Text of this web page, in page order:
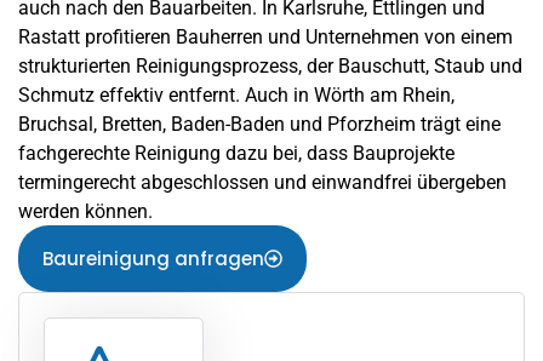
auch nach den Bauarbeiten. In Karlsruhe, Ettlingen und
Rastatt profitieren Bauherren und Unternehmen von einem
strukturierten Reinigungsprozess, der Bauschutt, Staub und
Schmutz effektiv entfernt. Auch in Wörth am Rhein,
Bruchsal, Bretten, Baden-Baden und Pforzheim trägt eine
fachgerechte Reinigung dazu bei, dass Bauprojekte
termingerecht abgeschlossen und einwandfrei übergeben
werden können.
Baureinigung anfragen